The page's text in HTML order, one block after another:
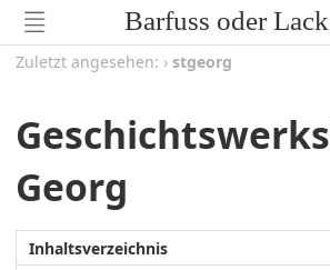
Zuletzt angesehen: › stgeorg
Georg
Inhaltsverzeichnis